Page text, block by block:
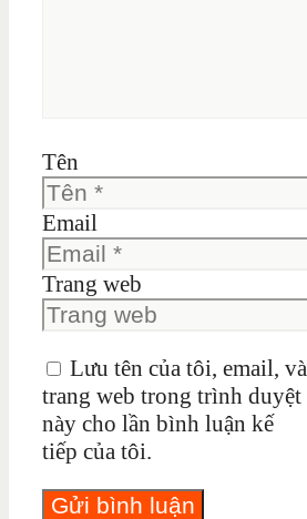
Tên
Email
Trang web
Lưu tên của tôi, email, và
trang web trong trình duyệt
này cho lần bình luận kế
tiếp của tôi.